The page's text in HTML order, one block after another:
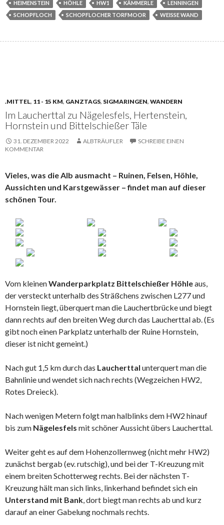
HEIMENSTEIN HÖHLE HW1 KÄMMERLE
LENNINGEN
SCHOPFLOCH
SCHOPFLOCHER TORFMOOR WEISSE WAND
.MITTEL, 11 - 15 KM, GANZTAGS, SIGMARINGEN, WANDERN
Im Laucherttal zu Nägelesfels, Hertenstein,
Hornstein und Bittelschießer Täle
31. DEZEMBER 2022 ALBTRÄUFLER
SCHREIBE EINEN
KOMMENTAR
Vieles, was die Alb ausmacht – Ruinen, Felsen, Höhle,
Aussichten und Karstgewässer – findet man auf dieser
schönen Tour.
Vom kleinenWanderparkplatz Bittelschießer Höhleaus,
der versteckt unterhalb des Sträßchens zwischen L277 und
Hornstein liegt, überquert man die Lauchertbrücke und biegt
dann rechts auf den breiten Weg durch das Laucherttal ab. (Es
gibt noch einen Parkplatz unterhalb der Ruine Hornstein,
dieser ist nicht gemeint.)
Nach gut 1,5 km durch das Laucherttal unterquert man die
Bahnlinie und wendet sich nach rechts (Wegzeichen HW2,
Rotes Dreieck).
Nach wenigen Metern folgt man halblinks dem HW2 hinauf
bis zum Nägelesfels mit schöner Aussicht übers Laucherttal.
Weiter geht es auf dem Hohenzollernweg (nicht mehr HW2)
zunächst bergab (ev. rutschig), und bei der T-Kreuzung mit
einem breiten Schotterweg rechts. Bei der nächsten T-
Kreuzung hält man sich links, linkerhand befindet sich ein
Unterstand mit Bank, dort biegt man rechts ab und kurz
darauf an einer Gabelung nochmals rechts.